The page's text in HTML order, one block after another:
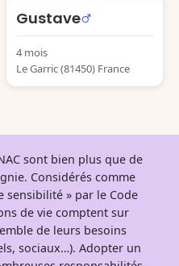
Gustave
4 mois
Le Garric (81450) France
sont bien plus que de
Considérés comme
sensibilité » par le Code
de vie comptent sur
de leurs besoins
sociaux…). Adopter un